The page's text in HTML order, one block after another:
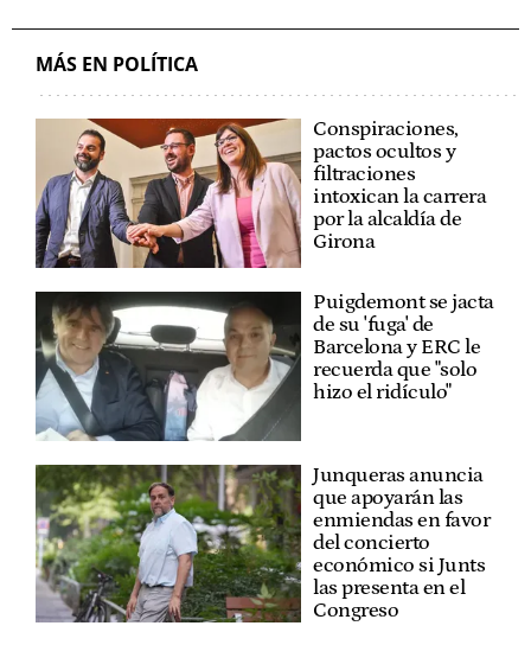
MÁS EN POLÍTICA
Conspiraciones,
pactos ocultos y
filtraciones
intoxican la carrera
por la alcaldía de
Girona
Puigdemont se jacta
de su 'fuga' de
Barcelona y ERC le
recuerda que "solo
hizo el ridículo"
Junqueras anuncia
que apoyarán las
enmiendas en favor
del concierto
económico si Junts
las presenta en el
Congreso